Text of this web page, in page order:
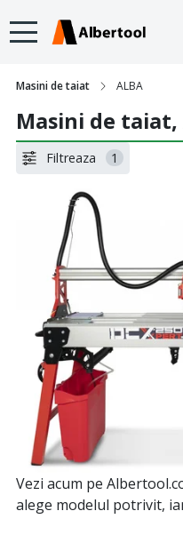
Masini de taiat ALBA
Masini de taiat,
Filtreaza 1
Vezi acum pe
alege modelul potrivit,